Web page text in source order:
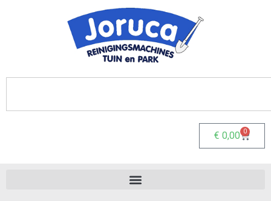
€ 0,00 0